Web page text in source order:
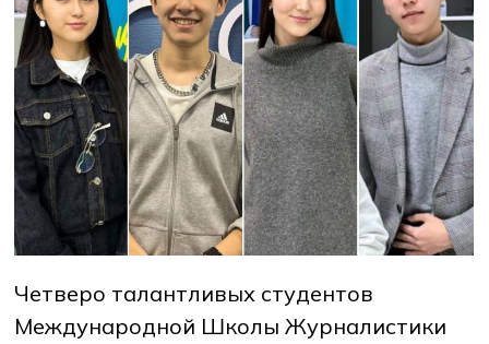
НОВОСТИСМИ О НАСВАКАНСИИ СОТРУДНИКАМ ВЫПУСКНИКАМ
ENDOWMENT
ENG KAZ RUS
Четверо талантливых студентов
Международной Школы Журналистики